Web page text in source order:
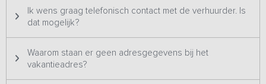
Ik wens graag telefonisch contact met de verhuurder. Is
dat mogelijk?
Waarom staan er geen adresgegevens bij het
vakantieadres?